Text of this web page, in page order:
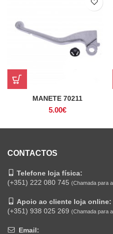
MANETE 70211
5.00€
CONTACTOS
Telefone loja física:
(+351) 222 080 745 (Chamada para
Apoio ao cliente loja online:
(+351) 938 025 269 (Chamada para
Email: